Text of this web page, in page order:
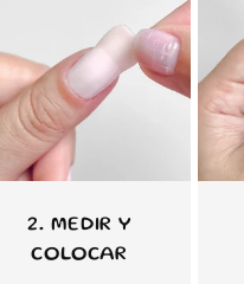
2. MEDIR Y
COLOCAR